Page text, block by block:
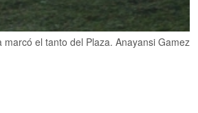
marcó el tanto del Plaza. Anayansi Gamez